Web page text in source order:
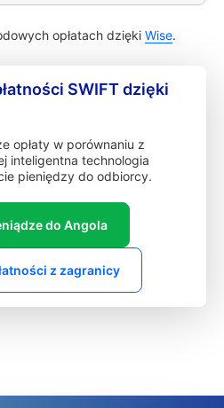
opłatach dzięki Wise.
SWIFT dzięki
opłaty w porównaniu z
inteligentna technologia
pieniędzy do odbiorcy.
do Angola
z zagranicy